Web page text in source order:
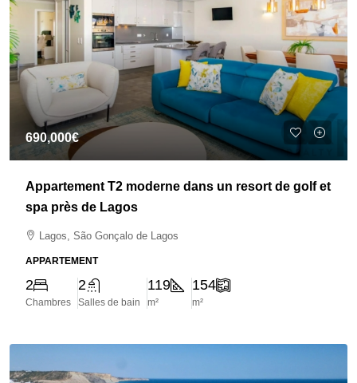
690,000€
Appartement T2 moderne dans un resort de golf et
spa près de Lagos
Lagos, São Gonçalo de Lagos
APPARTEMENT
2
Chambres
2
Salles de bain
119
m²
154
m²